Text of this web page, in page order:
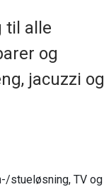
til alle
og
jacuzzi og
stueløsning, TV og